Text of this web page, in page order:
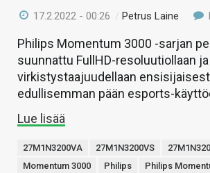
17.2.2022 - 00:26 / Petrus Laine
Philips Momentum 3000 -sarjan
suunnattu FullHD-resoluutiollaan
virkistystaajuudellaan
edullisemman pään esports-
Lue lisää
27M1N3200VA 27M1N3200VS
Momentum 3000
Philips
Philips